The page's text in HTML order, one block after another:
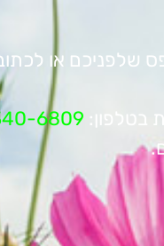
שלפניכם או
בטלפון: 6809